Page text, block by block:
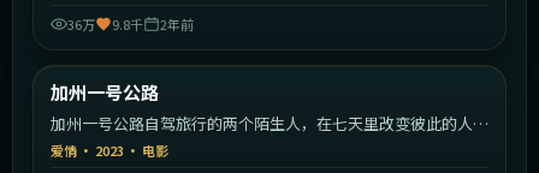
36万
9.8千 2年前
热门
加州一号公路
加州一号公路自驾旅行的两个陌生人，在七天里改变彼此的人生
方向。
爱情 · 2023 · 电影